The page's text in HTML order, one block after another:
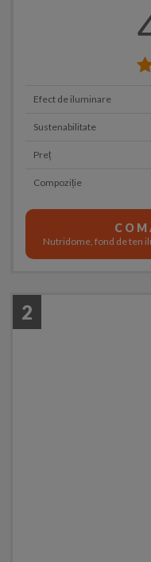
Efect de iluminare
Sustenabilitate
Preț
Compoziție
Nutridome, fond de ten
2